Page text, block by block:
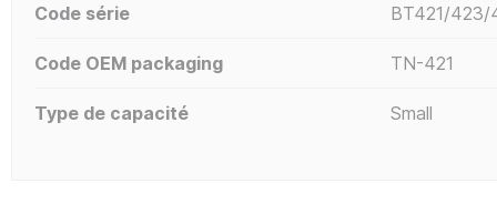
Code série BT421/423/
Code OEM packaging TN-421
Type de capacité Small